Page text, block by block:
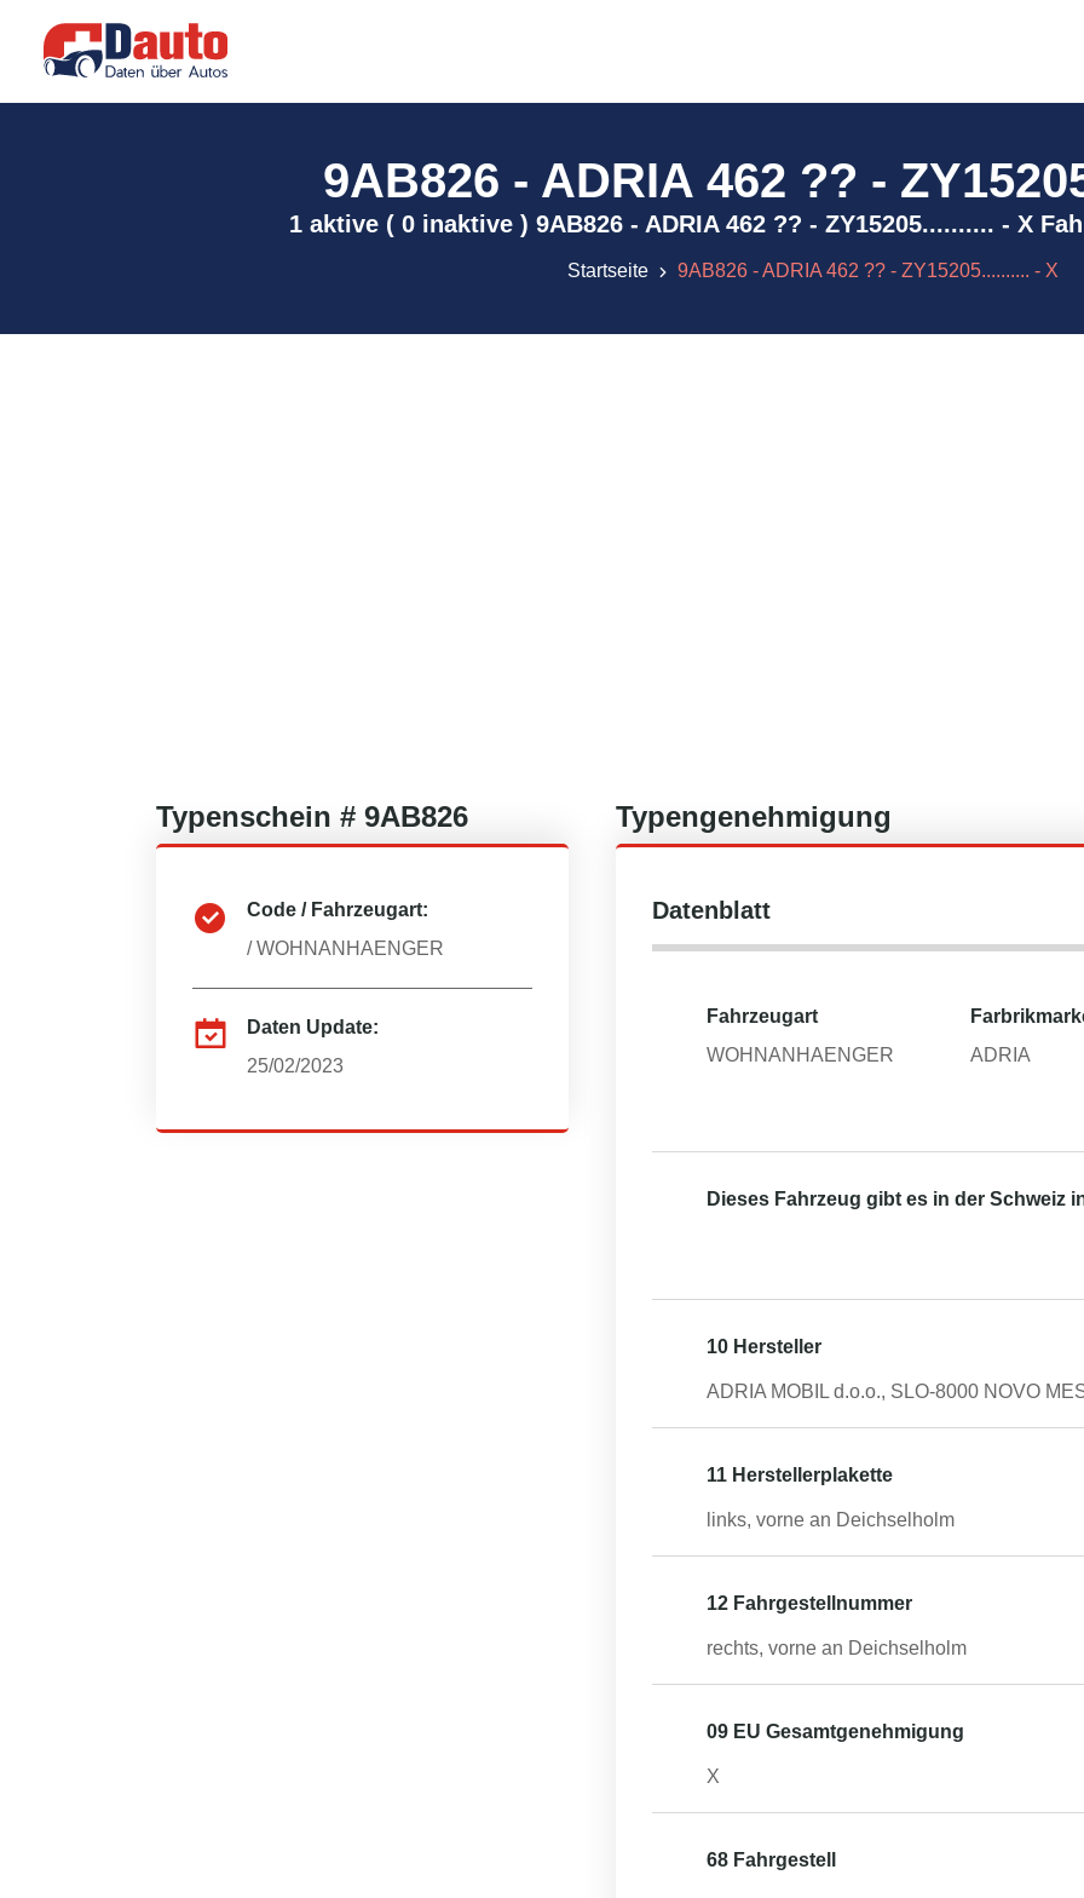
9AB826 - ADRIA 462 ?? -
1 aktive ( 0 inaktive ) 9AB826 - ADRIA 462 ?? - ZY15205.......... - X
Startseite 9AB826 - ADRIA 462 ?? - ZY15205.......... - X
Typenschein # 9AB826
Code / Fahrzeugart:
/WOHNANHAENGER
Daten Update:
25/02/2023
Typengenehmigung
Datenblatt
Fahrzeugart
WOHNANHAENGER
ADRIA
Dieses Fahrzeug gibt es in der Schweiz
10 Hersteller
ADRIA MOBIL d.o.o., SLO-8000 NOVO
11 Herstellerplakette
links, vorne an Deichselholm
12 Fahrgestellnummer
rechts, vorne an Deichselholm
09 EU Gesamtgenehmigung
X
68 Fahrgestell